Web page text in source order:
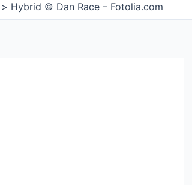
Hybrid © Dan Race – Fotolia.com